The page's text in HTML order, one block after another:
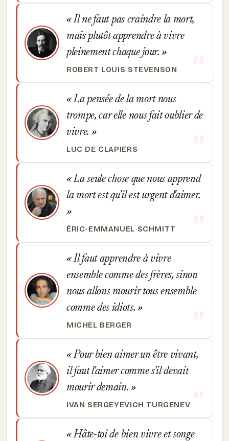
Il ne faut pas craindre la mort,
mais plutôt apprendre à vivre
pleinement chaque jour.
ROBERT LOUIS STEVENSON
La pensée de la mort nous
trompe, car elle nous fait oublier de
vivre.
LUC DE CLAPIERS
La seule chose que nous apprend
la mort est qu'il est urgent d'aimer.
ÉRIC-EMMANUEL SCHMITT
Il faut apprendre à vivre
ensemble comme des frères, sinon
nous allons mourir tous ensemble
comme des idiots.
MICHEL BERGER
Pour bien aimer un être vivant,
il faut l'aimer comme s'il devait
mourir demain.
IVAN SERGEYEVICH TURGENEV
Hâte-toi de bien vivre et songe